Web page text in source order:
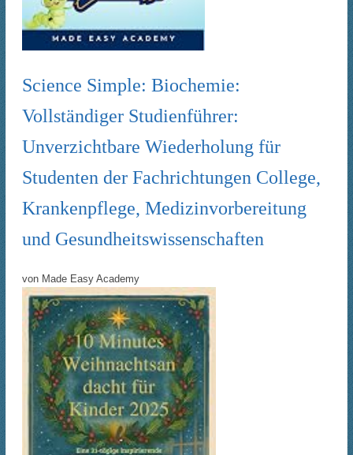
Science Simple: Biochemie:
Vollständiger Studienführer:
Unverzichtbare Wiederholung für
Studenten der Fachrichtungen College,
Krankenpflege, Medizinvorbereitung
und Gesundheitswissenschaften
von Made Easy Academy